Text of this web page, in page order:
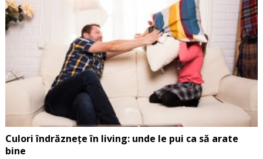
Culori îndrăznețe în living: unde le pui ca să arate
bine